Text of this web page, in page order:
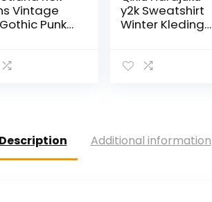
Vintage
Punk
Kleding
y2k Sweatshirt
Winter Kleding
Sweatjack
Description Additional information